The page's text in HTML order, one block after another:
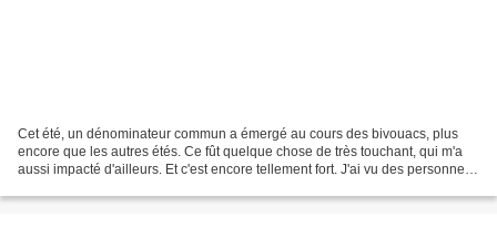
Cet été, un dénominateur commun a émergé au cours des bivouacs, plus
encore que les autres étés. Ce fût quelque chose de très touchant, qui m'a
aussi impacté d'ailleurs. Et c'est encore tellement fort. J'ai vu des personnes